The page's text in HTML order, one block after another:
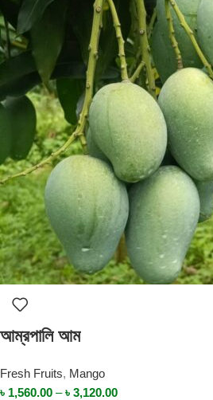
আম্রপালি আম
Fresh Fruits, Mango
৳ 1,560.00 – ৳ 3,120.00